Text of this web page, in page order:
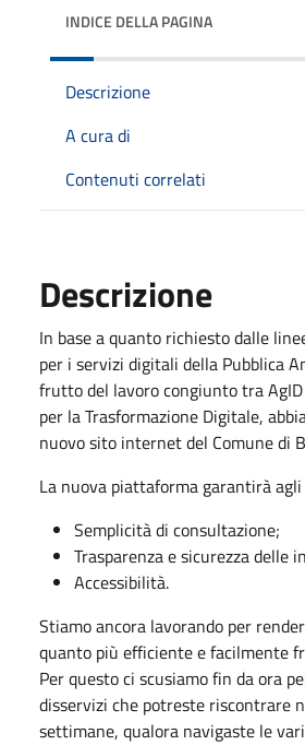
INDICE DELLA PAGINA
Descrizione
A cura di
Contenuti correlati
Descrizione
In base a quanto richiesto dalle
per i servizi digitali della Pubblica
frutto del lavoro congiunto tra
per la Trasformazione Digitale,
nuovo sito internet del Comune di
La nuova piattaforma garantirà
Semplicità di consultazione;
Trasparenza e sicurezza delle
Accessibilità.
Stiamo ancora lavorando per
quanto più efficiente e facilmente
Per questo ci scusiamo fin da ora
disservizi che potreste riscontrare
settimane, qualora navigaste le